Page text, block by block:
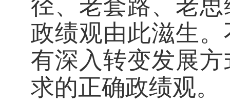
径、老套路、老
政绩观由此滋生
有深入转变发展
求的正确政绩观。